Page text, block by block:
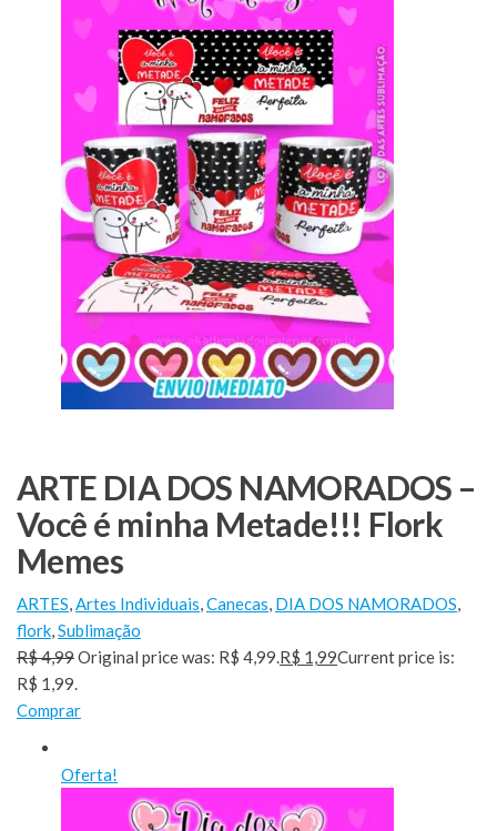
ARTE DIA DOS NAMORADOS –
Você é minha Metade!!! Flork
Memes
ARTES,Artes Individuais,Canecas, DIA DOS NAMORADOS,
flork,Sublimação
R$ 4,99Original price was: R$ 4,99.R$ 1,99Current price is:
R$ 1,99.
Comprar
Oferta!